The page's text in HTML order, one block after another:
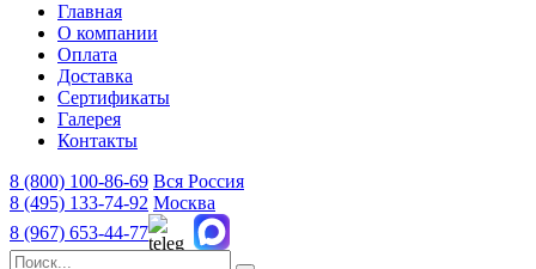
Главная
О компании
Оплата
Доставка
Сертификаты
Галерея
Контакты
8 (800) 100-86-69 Вся Россия
8 (495) 133-74-92 Москва
8 (967) 653-44-77